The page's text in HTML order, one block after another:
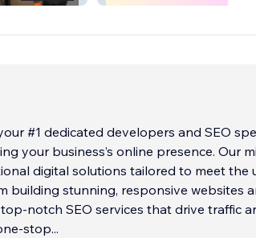
#1 dedicated developers and SEO
your business’s online presence. Our
digital solutions tailored to meet the
building stunning, responsive websites
notch SEO services that drive traffic
stop...